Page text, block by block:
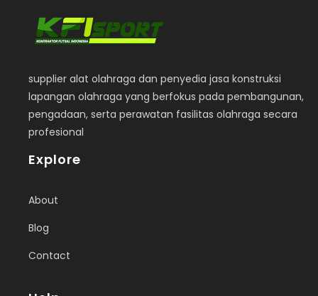
supplier alat olahraga dan penyedia jasa konstruksi
lapangan olahraga yang berfokus pada pembangunan,
pengadaan, serta perawatan fasilitas olahraga secara
profesional
Explore
About
Blog
Contact